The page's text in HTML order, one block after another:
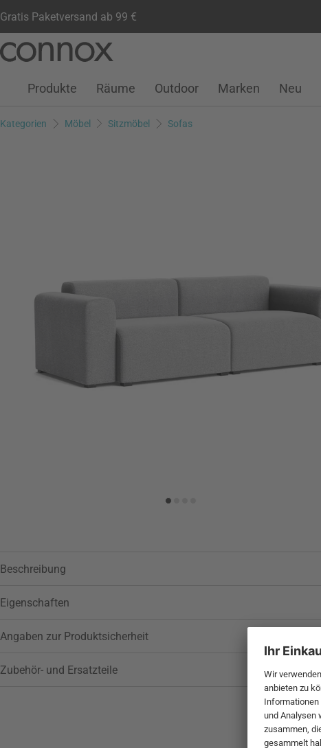
Gratis Paketversand ab 99 €
Seiteninhalt
Suchfeld
Kundenkonto
Wunschliste
Warenkorb
Produkte Räume Outdoor Marken Neu
Kategorien Möbel Sitzmöbel Sofas
Wunschliste hinzufügen
Beschreibung
Eigenschaften
Angaben zur Produktsicherheit
Zubehör- und Ersatzteile